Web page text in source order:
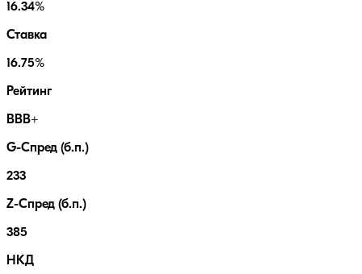
16.34%
Ставка
16.75%
Рейтинг
BBB+
G-Спред (б.п.)
233
Z-Спред (б.п.)
385
НКД